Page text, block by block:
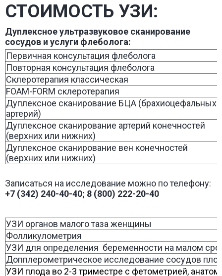
СТОИМОСТЬ УЗИ:
Дуплексное ультразвуковое сканирование
сосудов и услуги флеболога:
Первичная консультация флеболога
Повторная консультация флеболога
Склеротерапия классическая
FOAM-FORM склеротерапия
Дуплексное сканирование БЦА (брахиоцефальных
артерий)
Дуплексное сканирование артерий конечностей
(верхних или нижних)
Дуплексное сканирование вен конечностей
(верхних или нижних)
Записаться на исследование можно по телефону:
+7 (342) 240-40-40; 8 (800) 222-20-40
УЗИ органов малого таза женщины
Фолликулометрия
УЗИ для определения беременности на малом
Допплерометрическое исследование сосудов
УЗИ плода во 2-3 триместре с фетометрией,